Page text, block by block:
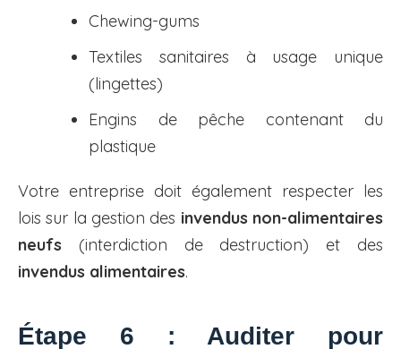
Chewing-gums
Textiles sanitaires à usage unique
(lingettes)
Engins de pêche contenant du
plastique
Votre entreprise doit également respecter les
lois sur la gestion des invendus non-alimentaires
neufs (interdiction de destruction) et des
invendus alimentaires.
Étape 6 : Auditer pour